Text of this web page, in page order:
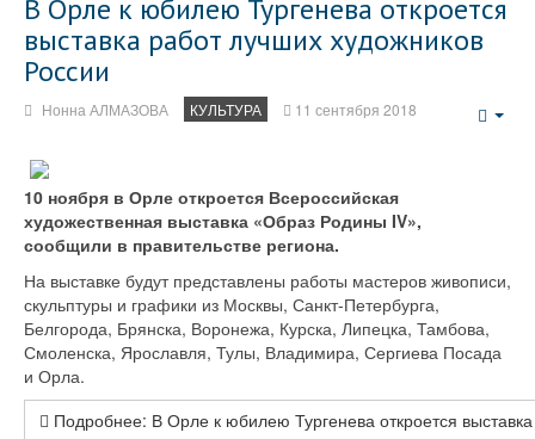
В Орле к юбилею Тургенева откроется
выставка работ лучших художников
России
Нонна АЛМАЗОВА КУЛЬТУРА 11 сентября 2018
10 ноября в Орле откроется Всероссийская
художественная выставка «Образ Родины IV»,
сообщили в правительстве региона.
На выставке будут представлены работы мастеров живописи,
скульптуры и графики из Москвы, Санкт-Петербурга,
Белгорода, Брянска, Воронежа, Курска, Липецка, Тамбова,
Смоленска, Ярославля, Тулы, Владимира, Сергиева Посада
и Орла.
Подробнее: В Орле к юбилею Тургенева откроется